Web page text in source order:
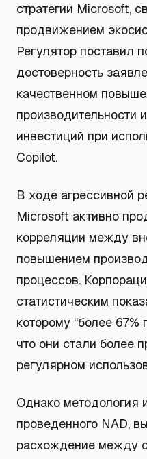
стратегии Microsoft,
продвижением
Регулятор поставил
достоверность
качественном
производительности
инвестиций при
Copilot.
В ходе агрессивной
Microsoft активно
корреляции между
повышением
процессов.
статистическим
которому “более 67%
что они стали более
регулярном
Однако методология
проведенного NAD,
расхождение между